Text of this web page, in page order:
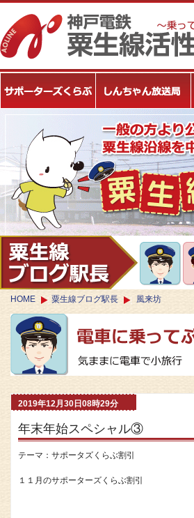
HOME 粟生線ブログ駅長 風来坊
2019年12月30日08時29分
年末年始スペシャル③
テーマ： サポータズくらぶ割引
１１月のサポーターズくらぶ割引